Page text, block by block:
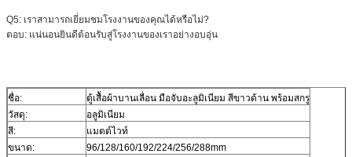
Q5: เราสามารถเยี่ยมชมโรงงานของคุณได้หรือไม่?
ตอบ: แน่นอนยินดีต้อนรับสู่โรงงานของเราอย่างอบอุ่น
ชื่อ:
ตู้เสื้อผ้าบานเลื่อน มือจับอะลูมิเนียม สีขาวด้าน พร้อมสกรู
วัสดุ:
อลูมิเนียม
สี:
แมตต์ไวท์
ขนาด:
96/128/160/192/224/256/288mm